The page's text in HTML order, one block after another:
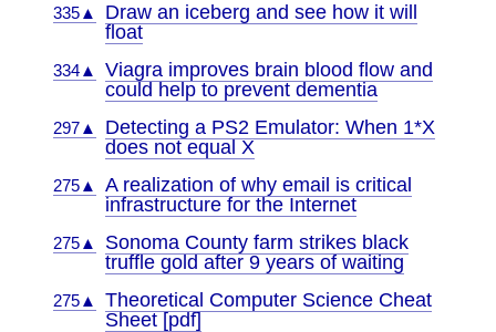
335▲
Draw an iceberg and see how it will
float
334▲
Viagra improves brain blood flow and
could help to prevent dementia
297▲
Detecting a PS2 Emulator: When 1*X
does not equal X
275▲
A realization of why email is critical
infrastructure for the Internet
275▲
Sonoma County farm strikes black
truffle gold after 9 years of waiting
275▲
Theoretical Computer Science Cheat
Sheet [pdf]